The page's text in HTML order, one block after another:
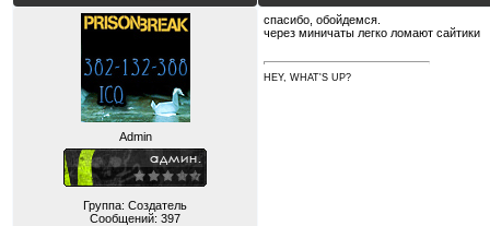
Admin
Группа: Создатель
Сообщений: 397
спасибо, обойдемся.
через миничаты легко ломают сайтики
HEY, WHAT'S UP?